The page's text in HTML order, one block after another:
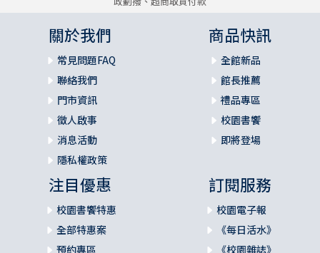
關於我們
常見問題FAQ
聯絡我們
門市資訊
徵人啟事
消息活動
隱私權政策
商品快訊
全館新品
館長推薦
禮品專區
校園書饗
即將登場
注目優惠
校園書饗特惠
全部特惠案
預約專區
訂閱服務
校園電子報
《每日活水》
《校園雜誌》